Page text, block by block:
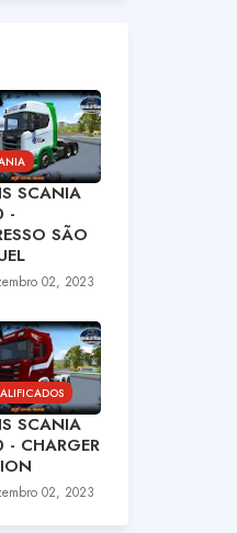
SCANIA
-
SÃO
02, 2023
SCANIA
- CHARGER
02, 2023